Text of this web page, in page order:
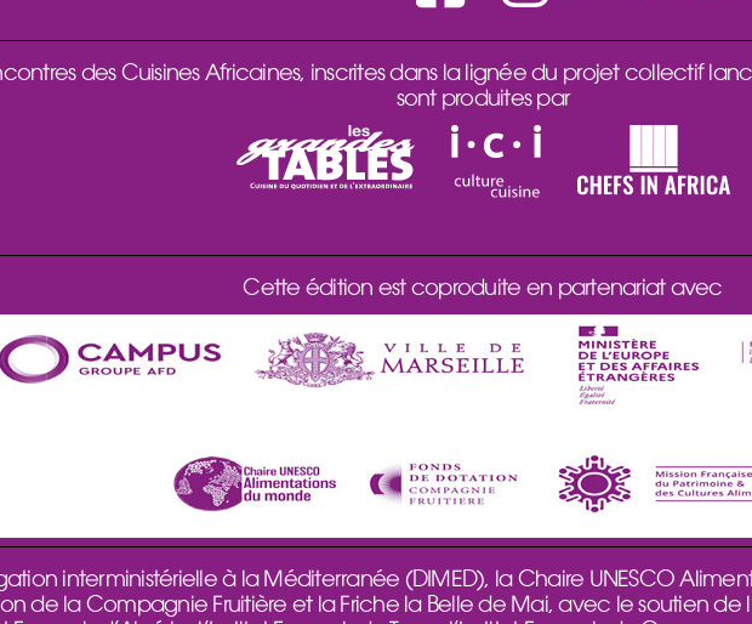
des Cuisines Africaines, inscrites dans la lignée du projet collectif
sont produites par
Cette édition est coproduite en partenariat avec
interministérielle à la Méditerranée (DIMED), la Chaire UNESCO
de la Compagnie Fruitière et la Friche la Belle de Mai, avec le soutien de